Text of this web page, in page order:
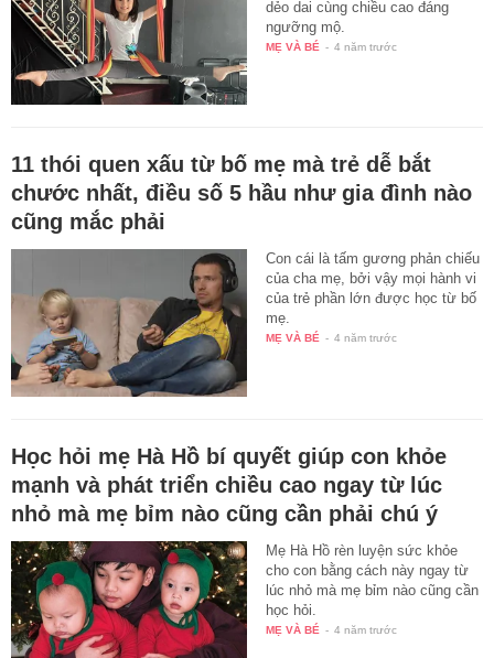
dẻo dai cùng chiều cao đáng
ngưỡng mộ.
MẸ VÀ BÉ - 4 năm trước
11 thói quen xấu từ bố mẹ mà trẻ dễ bắt
chước nhất, điều số 5 hầu như gia đình nào
cũng mắc phải
Con cái là tấm gương phản chiếu
của cha mẹ, bởi vậy mọi hành vi
của trẻ phần lớn được học từ bố
mẹ.
MẸ VÀ BÉ - 4 năm trước
Học hỏi mẹ Hà Hồ bí quyết giúp con khỏe
mạnh và phát triển chiều cao ngay từ lúc
nhỏ mà mẹ bỉm nào cũng cần phải chú ý
Mẹ Hà Hồ rèn luyện sức khỏe
cho con bằng cách này ngay từ
lúc nhỏ mà mẹ bỉm nào cũng cần
học hỏi.
MẸ VÀ BÉ - 4 năm trước